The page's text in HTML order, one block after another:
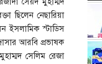
ছিলেন নেছারিয়া
ইসলামিক স্টাডিস
আরবি প্রভাষক
সেলিম রেজা